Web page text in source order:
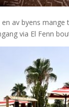
en av byens
via El Fenn